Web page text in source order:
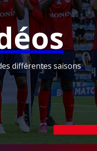
différentes saisons